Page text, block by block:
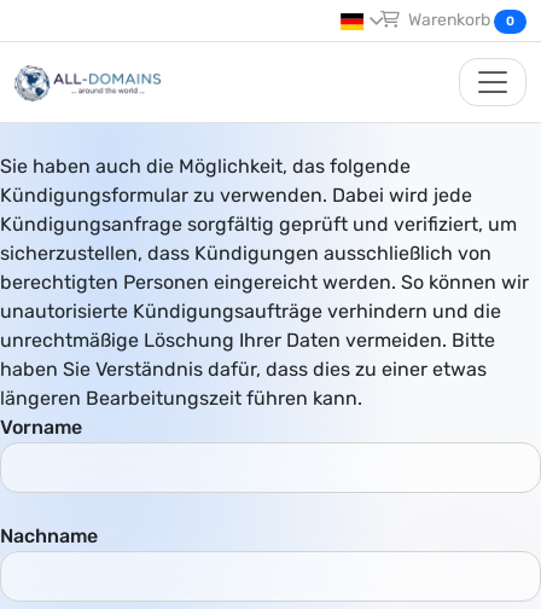
Warenkorb 0
Sie haben auch die Möglichkeit, das folgende
Kündigungsformular zu verwenden. Dabei wird jede
Kündigungsanfrage sorgfältig geprüft und verifiziert, um
sicherzustellen, dass Kündigungen ausschließlich von
berechtigten Personen eingereicht werden. So können wir
unautorisierte Kündigungsaufträge verhindern und die
unrechtmäßige Löschung Ihrer Daten vermeiden. Bitte
haben Sie Verständnis dafür, dass dies zu einer etwas
längeren Bearbeitungszeit führen kann.
Vorname
Nachname